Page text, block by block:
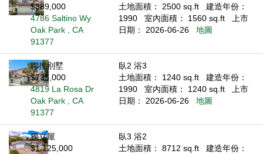
$889,000
4786 Saltino Wy
Oak Park , CA
91377
土地面積： 2500 sq.ft
建造年份：
1990
室內面積： 1560 sq.ft
上市
日期： 2026-06-26
地圖
聯排別墅
$735,000
4819 La Rosa Dr
Oak Park , CA
91377
臥2 浴3
土地面積： 1240 sq.ft
建造年份：
1990
室內面積： 1240 sq.ft
上市
日期： 2026-06-26
地圖
獨立屋
$1,125,000
臥3 浴2
土地面積： 8712 sq.ft
建造年份：